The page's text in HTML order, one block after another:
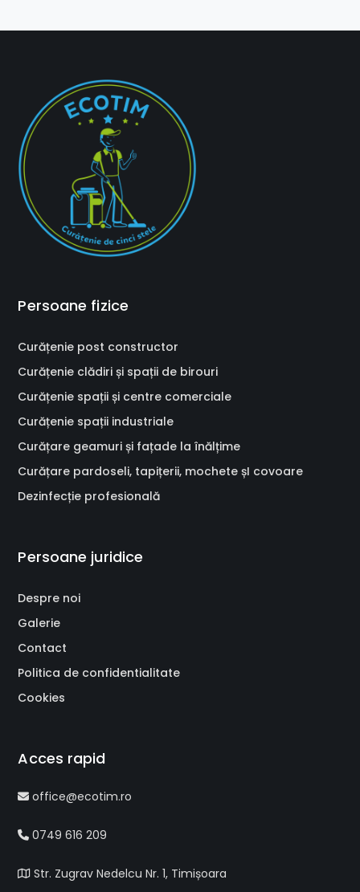
Persoane fizice
Curățenie post constructor
Curățenie clădiri și spații de birouri
Curățenie spații și centre comerciale
Curățenie spații industriale
Curățare geamuri și fațade la înălțime
Curățare pardoseli, tapițerii, mochete șI covoare
Dezinfecție profesională
Persoane juridice
Despre noi
Galerie
Contact
Politica de confidentialitate
Cookies
Acces rapid
office@ecotim.ro
0749 616 209
Str. Zugrav Nedelcu Nr. 1, Timișoara